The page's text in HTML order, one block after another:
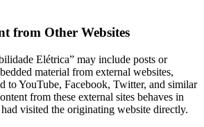
from Other Websites
Elétrica” may include posts or
material from external websites,
to YouTube, Facebook, Twitter, and similar
from these external sites behaves in
visited the originating website directly.